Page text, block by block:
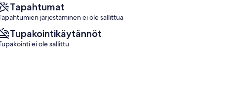
Tapahtumat
järjestäminen ei ole sallittua
Tupakointikäytännöt
ei ole sallittu